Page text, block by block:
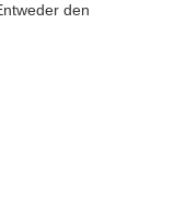
den